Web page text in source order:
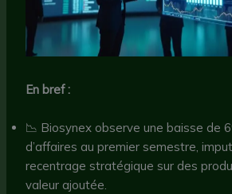
En bref :
📉 Biosynex observe une baisse de
d’affaires au premier semestre,
recentrage stratégique sur des
valeur ajoutée.